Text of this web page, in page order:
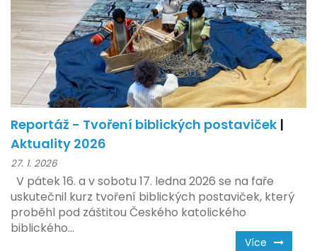
Reportáž - Tvoření biblických postaviček |
Aktuality 2026
27. 1. 2026
V pátek 16. a v sobotu 17. ledna 2026 se na faře
uskutečnil kurz tvoření biblických postaviček, který
proběhl pod záštitou Českého katolického
biblického...
Více